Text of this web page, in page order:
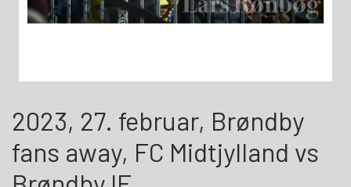
2023, 27. februar, Brøndby
fans away, FC Midtjylland vs